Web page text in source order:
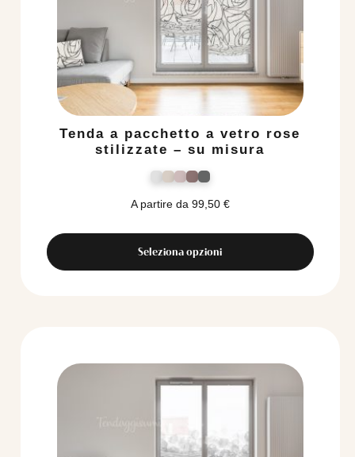
Tenda a pacchetto a vetro rose
stilizzate – su misura
A partire da 99,50 €
Seleziona opzioni